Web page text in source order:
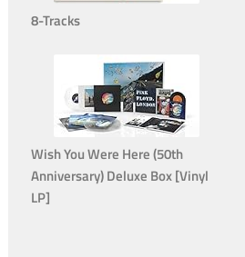
8-Tracks
Wish You Were Here (50th
Anniversary) Deluxe Box [Vinyl
LP]